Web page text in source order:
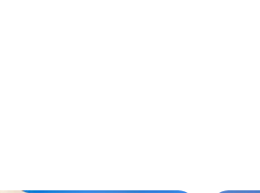
sur la base de 43 commentaires : 5 sur 5